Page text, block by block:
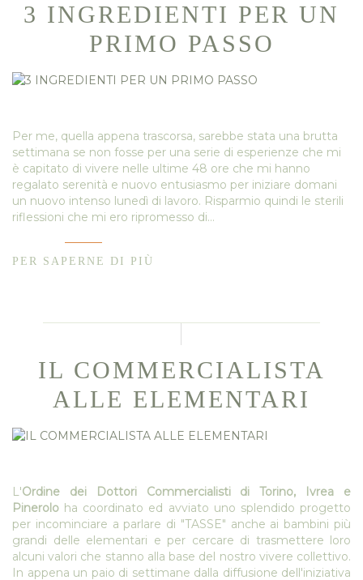
3 INGREDIENTI PER UN
PRIMO PASSO
Per me, quella appena trascorsa, sarebbe stata una brutta
settimana se non fosse per una serie di esperienze che mi
è capitato di vivere nelle ultime 48 ore che mi hanno
regalato serenità e nuovo entusiasmo per iniziare domani
un nuovo intenso lunedì di lavoro. Risparmio quindi le sterili
riflessioni che mi ero ripromesso di…
PER SAPERNE DI PIÙ
IL COMMERCIALISTA
ALLE ELEMENTARI
L'Ordine dei Dottori Commercialisti di Torino, Ivrea e
Pinerolo ha coordinato ed avviato uno splendido progetto
per incominciare a parlare di "TASSE" anche ai bambini più
grandi delle elementari e per cercare di trasmettere loro
alcuni valori che stanno alla base del nostro vivere collettivo.
In appena un paio di settimane dalla diffusione dell'iniziativa